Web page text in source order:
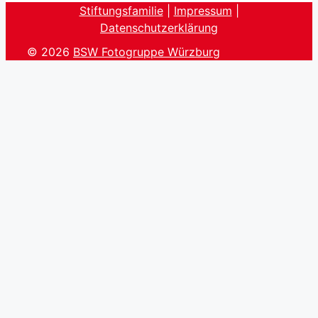
Stiftungsfamilie| Impressum
Datenschutzerklärung
© 2026 BSW Fotogruppe Würzburg